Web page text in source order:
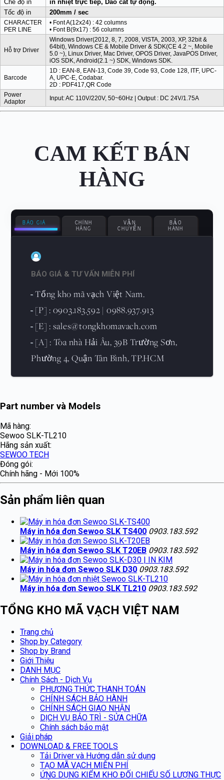
Chế độ in
in nhiệt trực tiếp, Dao cắt tự động.
Tốc độ in
200mm / sec
CHARACTER
PER LINE
• Font A(12x24) : 42 columns
• Font B(9x17) : 56 columns
Hỗ trợ Driver
Windows Driver(2012, 8, 7, 2008, VISTA, 2003, XP, 32bit &
64bit), Windows CE & Mobile Driver & SDK(CE 4.2 ~, Mobile
5.0 ~), Linux Driver, Mac Driver, OPOS Driver, JavaPOS Driver,
iOS SDK, Android(2.1 ~) SDK, Windows SDK.
Barcode
1D : EAN-8, EAN-13, Code 39, Code 93, Code 128, ITF, UPC-
A, UPC-E, Codabar.
2D : PDF417,QR Code
Power
Adaptor
Input: AC 110V/220V, 50~60Hz | Output : DC 24V/1.75A
CAM KẾT BÁN
HÀNG
BÁO GIÁ
CHÍNH
HÃNG
VẬN
CHUYỂN
BẢO
HÀNH
BÁO GIÁ & TƯ VẤN MIỄN PHÍ
- Tổng kho mã vạch Việt Nam.
- [P] : 0903.183.592 | 0988.937.913
- [E] : sales@tongkhomavach.com
- [A] : Tòa nhà Hải Âu, 39B Trường Sơn,
Phường 4, Quận Tân Bình, TP.HCM
Part number và Models
Mã hàng:
Sewoo SLK-TL210
Hãng sản xuất:
SEWOO TECH
Đóng gói:
Chính hãng - Mới 100%
Sản phẩm liên quan
Máy in hóa đơn Sewoo SLK TS400 0903.183.592
Máy in hóa đơn Sewoo SLK T20EB 0903.183.592
Máy in hóa đơn Sewoo SLK D30 0903.183.592
Máy in hóa đơn Sewoo SLK TL210 0903.183.592
TỔNG KHO MÃ VẠCH VIỆT NAM
Trang chủ
Shop by Category
Shop by Brand
Giới Thiệu
DANH MỤC
Chính Sách - Dịch Vụ
PHƯƠNG THỨC THANH TOÁN
CHÍNH SÁCH BẢO HÀNH
CHÍNH SÁCH GIAO NHẬN
DỊCH VỤ BẢO TRÌ - SỬA CHỮA
Chính sách bảo mật
Giải pháp
DOWNLOAD & FREE TOOLS
Tải Driver và Hướng dẫn sử dụng
TẠO MÃ VẠCH MIỄN PHÍ
ỨNG DỤNG KIỂM KHO ĐỐI CHIẾU SỐ LƯỢNG THỰC